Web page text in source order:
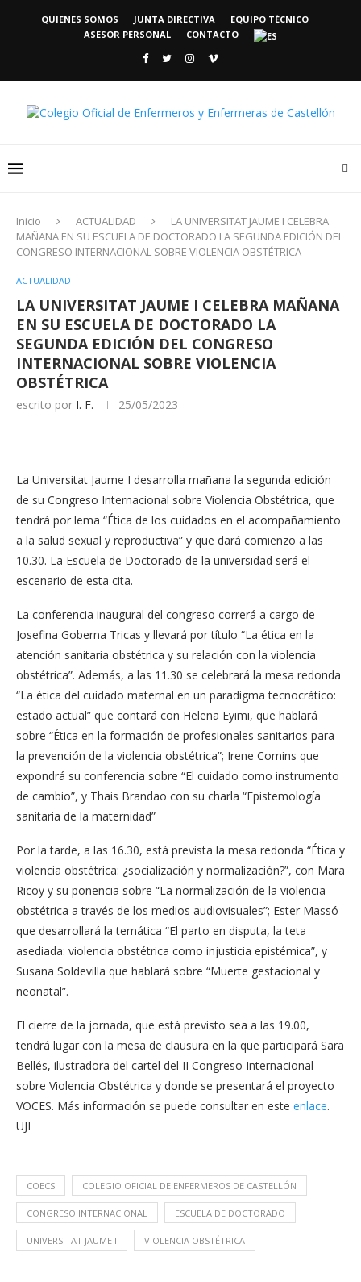
QUIENES SOMOS JUNTA DIRECTIVA
EQUIPO TÉCNICO
ASESOR PERSONAL
CONTACTO
Inicio ACTUALIDAD
LA UNIVERSITAT JAUME I CELEBRA
MAÑANA EN SU ESCUELA DE DOCTORADO LA SEGUNDA EDICIÓN DEL
CONGRESO INTERNACIONAL SOBRE VIOLENCIA OBSTÉTRICA
ACTUALIDAD
LA UNIVERSITAT JAUME I CELEBRA MAÑANA
EN SU ESCUELA DE DOCTORADO LA
SEGUNDA EDICIÓN DEL CONGRESO
INTERNACIONAL SOBRE VIOLENCIA
OBSTÉTRICA
escrito por I. F. 25/05/2023
La Universitat Jaume I desarrolla mañana la segunda edición
de su Congreso Internacional sobre Violencia Obstétrica, que
tendrá por lema “Ética de los cuidados en el acompañamiento
a la salud sexual y reproductiva” y que dará comienzo a las
10.30. La Escuela de Doctorado de la universidad será el
escenario de esta cita.
La conferencia inaugural del congreso correrá a cargo de
Josefina Goberna Tricas y llevará por título “La ética en la
atención sanitaria obstétrica y su relación con la violencia
obstétrica”. Además, a las 11.30 se celebrará la mesa redonda
“La ética del cuidado maternal en un paradigma tecnocrático:
estado actual” que contará con Helena Eyimi, que hablará
sobre “Ética en la formación de profesionales sanitarios para
la prevención de la violencia obstétrica”; Irene Comins que
expondrá su conferencia sobre “El cuidado como instrumento
de cambio”, y Thais Brandao con su charla “Epistemología
sanitaria de la maternidad”
Por la tarde, a las 16.30, está prevista la mesa redonda “Ética y
violencia obstétrica: ¿socialización y normalización?”, con Mara
Ricoy y su ponencia sobre “La normalización de la violencia
obstétrica a través de los medios audiovisuales”; Ester Massó
que desarrollará la temática “El parto en disputa, la teta
asediada: violencia obstétrica como injusticia epistémica”, y
Susana Soldevilla que hablará sobre “Muerte gestacional y
neonatal”.
El cierre de la jornada, que está previsto sea a las 19.00,
tendrá lugar con la mesa de clausura en la que participará Sara
Bellés, ilustradora del cartel del II Congreso Internacional
sobre Violencia Obstétrica y donde se presentará el proyecto
VOCES. Más información se puede consultar en este enlace.
UJI
COECS COLEGIO OFICIAL DE ENFERMEROS DE CASTELLÓN
CONGRESO INTERNACIONAL ESCUELA DE DOCTORADO
UNIVERSITAT JAUME I VIOLENCIA OBSTÉTRICA